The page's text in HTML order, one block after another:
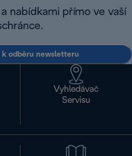
nabídkami přímo ve vaší
k odběru newsletteru
Vyhledávač
Servisu